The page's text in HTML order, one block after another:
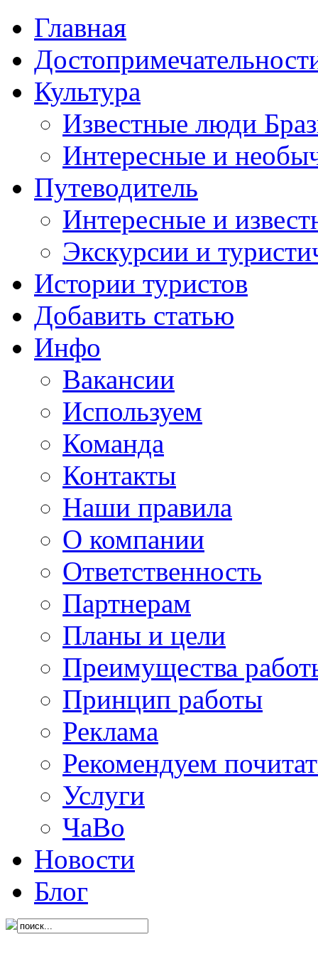
Главная
Культура
Известные люди
Интересные и
Путеводитель
Интересные и
Экскурсии и
Истории туристов
Добавить статью
Инфо
Вакансии
Используем
Команда
Контакты
Наши правила
О компании
Ответственность
Партнерам
Планы и цели
Преимущества
Принцип работы
Реклама
Рекомендуем
Услуги
ЧаВо
Новости
Блог